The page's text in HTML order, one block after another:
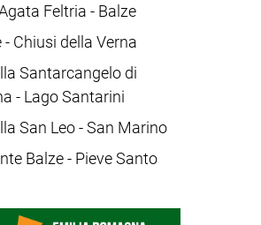
Feltria - Balze
- Chiusi della Verna
Santarcangelo di
- Lago Santarini
San Leo - San Marino
Balze - Pieve Santo